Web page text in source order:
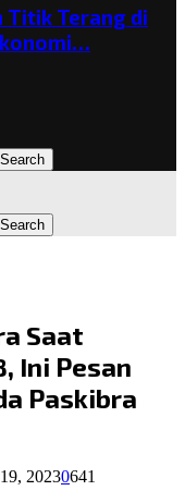
Titik Terang di
Search
Search
Saat
Ini Pesan
Paskibra
20230641